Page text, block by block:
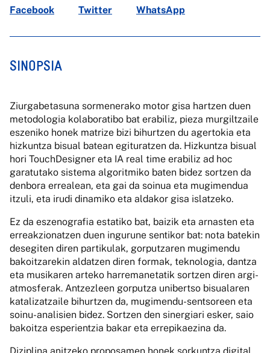
Facebook
Twitter WhatsApp
SINOPSIA
Ziurgabetasuna sormenerako motor gisa hartzen duen
metodologia kolaboratibo bat erabiliz, pieza murgiltzaile
eszeniko honek matrize bizi bihurtzen du agertokia eta
hizkuntza bisual batean egituratzen da. Hizkuntza bisual
hori TouchDesigner eta IA real time erabiliz ad hoc
garatutako sistema algoritmiko baten bidez sortzen da
denbora errealean, eta gai da soinua eta mugimendua
itzuli, eta irudi dinamiko eta aldakor gisa islatzeko.
Ez da eszenografia estatiko bat, baizik eta arnasten eta
erreakzionatzen duen ingurune sentikor bat: nota batekin
desegiten diren partikulak, gorputzaren mugimendu
bakoitzarekin aldatzen diren formak, teknologia, dantza
eta musikaren arteko harremanetatik sortzen diren argi-
atmosferak. Antzezleen gorputza unibertso bisualaren
katalizatzaile bihurtzen da, mugimendu-sentsoreen eta
soinu-analisien bidez. Sortzen den sinergiari esker, saio
bakoitza esperientzia bakar eta errepikaezina da.